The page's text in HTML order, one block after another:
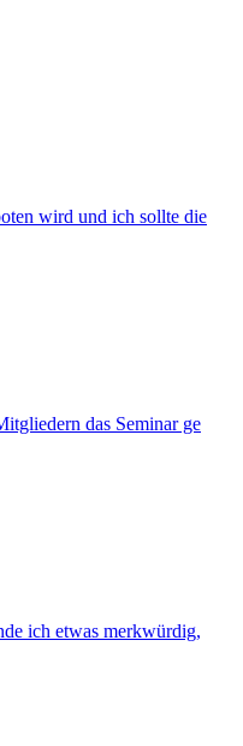
wird und ich sollte die
das Seminar ge
ich etwas merkwürdig,